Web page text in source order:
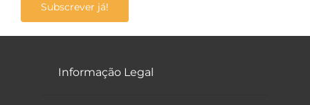
Subscrever já!
Informação Legal